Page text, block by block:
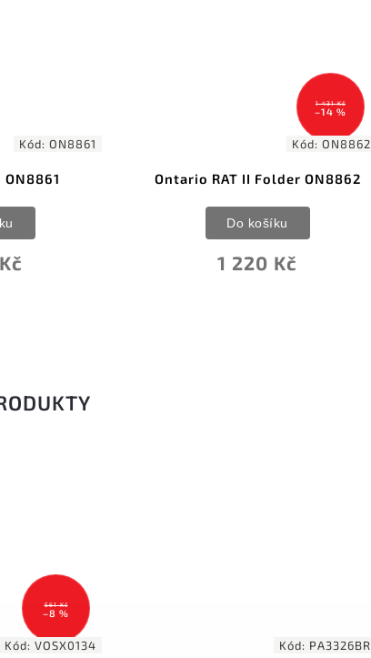
Kód: ON8861
1 431 Kč
–14 %
Kód: ON8862
Ontario RAT II Folder ON8862
1 220 Kč
Do košíku
561 Kč
–8 %
Kód: VOSX0134 Kód: PA3326BR